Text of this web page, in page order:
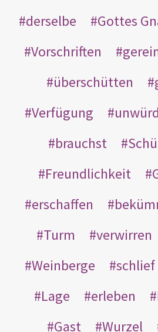
derselbe
Gottes
Vorschriften
überschütten
Verfügung
brauchst
Freundlichkeit
erschaffen
Turm
verwirren
Weinberge
schlief
Lage
erleben
Gast
Wurzel